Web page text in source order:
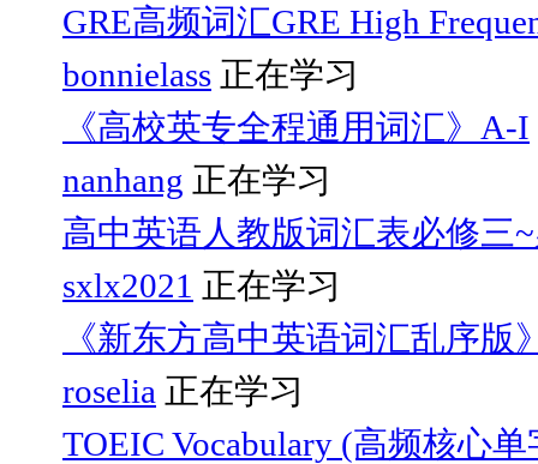
GRE高频词汇GRE High
bonnielass 正在学习
《高校英专全程通用词汇》A-I
nanhang 正在学习
高中英语人教版词汇表必修三
sxlx2021 正在学习
《新东方高中英语词汇乱序版
roselia 正在学习
TOEIC Vocabulary (高频核心